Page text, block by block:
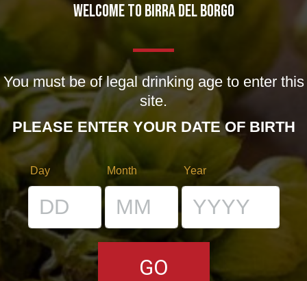
WELCOME TO BIRRA DEL BORGO
You must be of legal drinking age to enter this
site.
PLEASE ENTER YOUR DATE OF BIRTH
Day Month Year
LE BIRRE
CLASSICHE
STAGIONALI
BIZZARRE
QUOTIDIANE
ACQUISTA BDB ONLINE
C’ERA UNA VOLTA…
LOST & FOUND